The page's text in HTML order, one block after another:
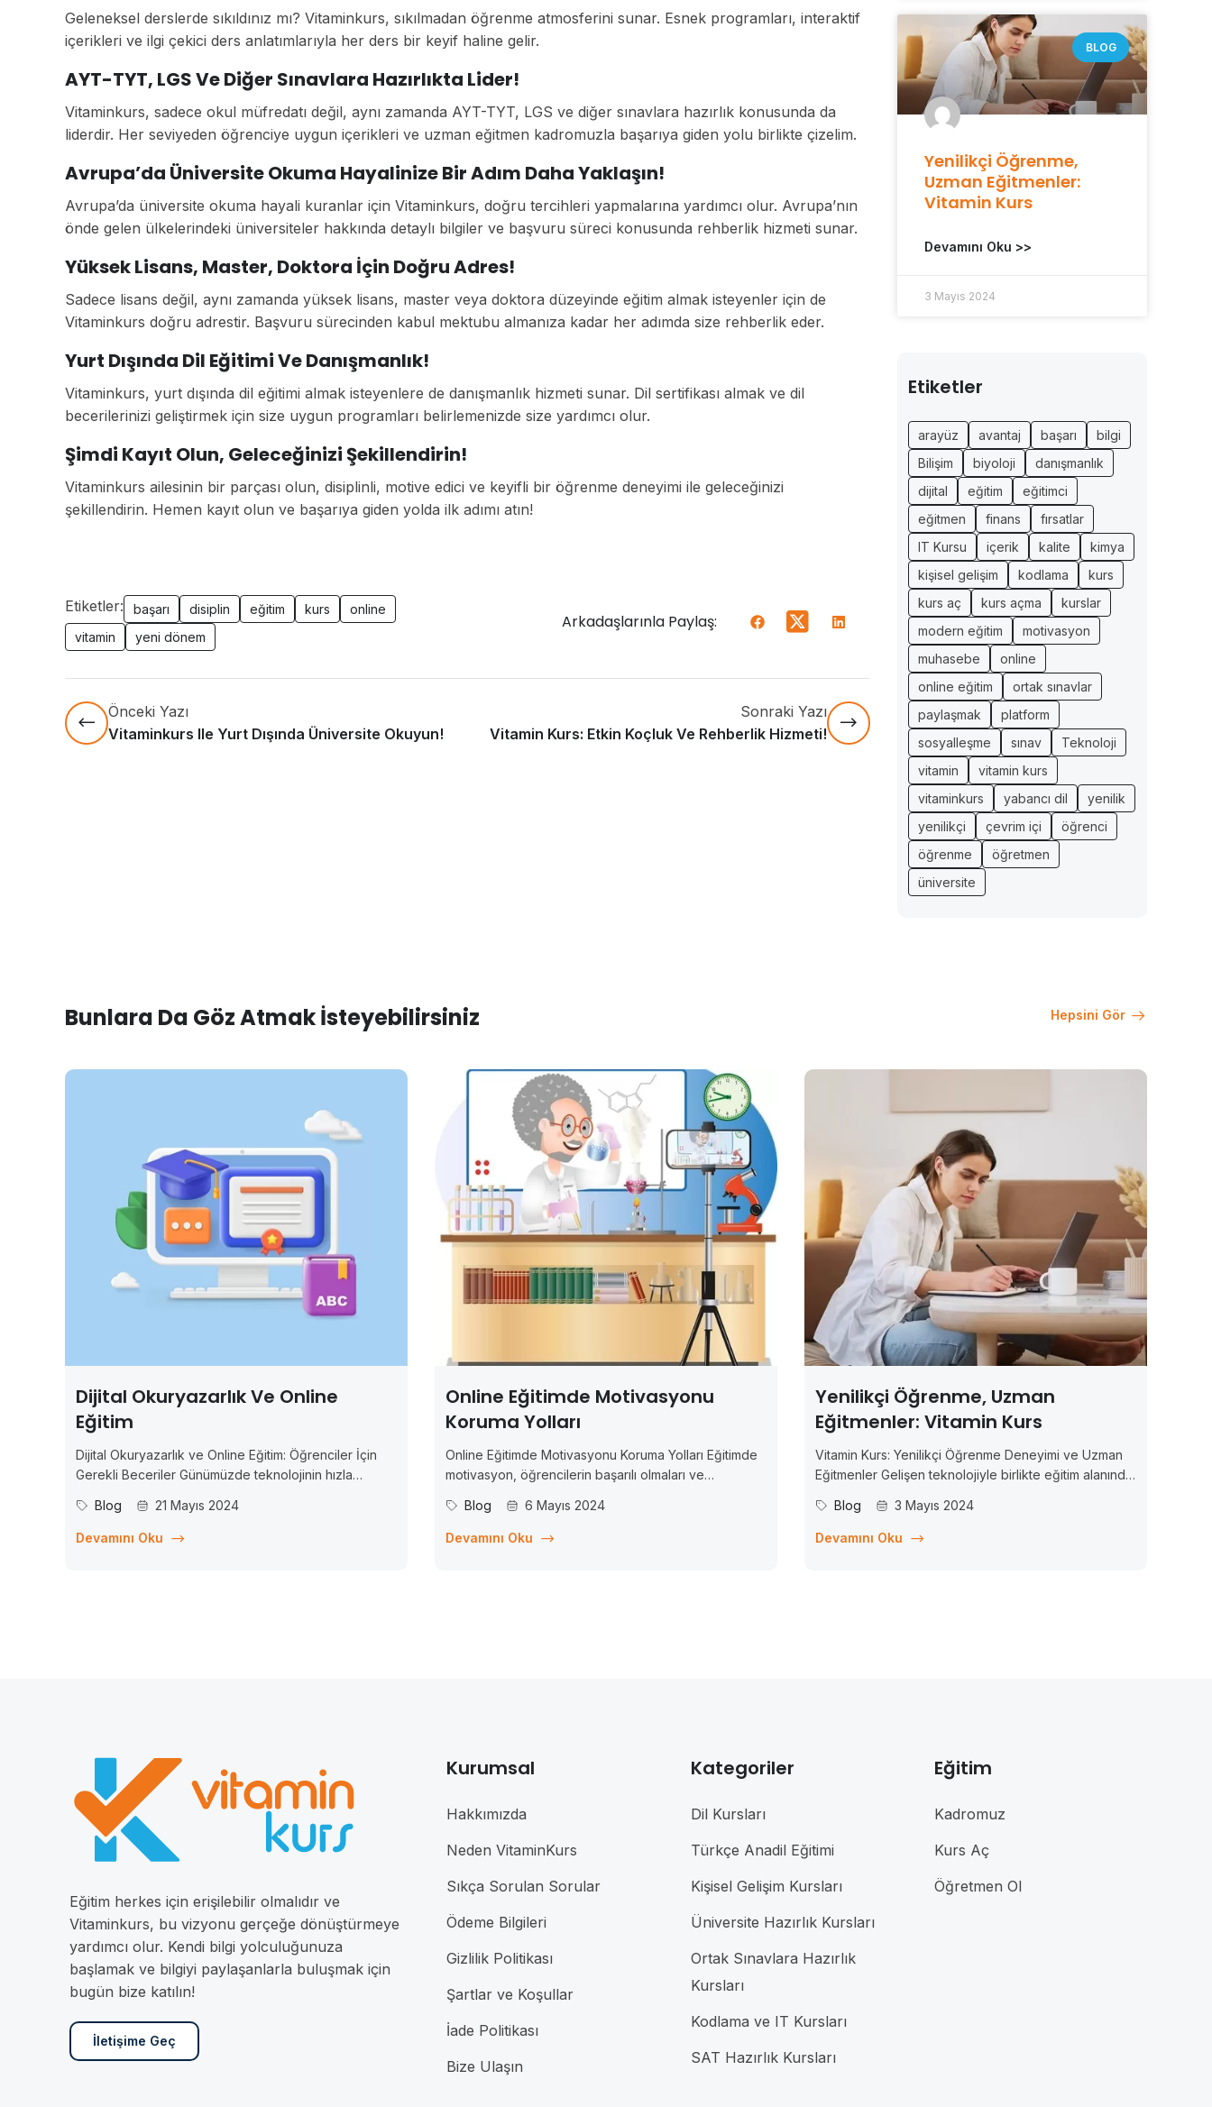
Geleneksel derslerde sıkıldınız mı? Vitaminkurs, sıkılmadan öğrenme atmosferini sunar. Esnek programları, interaktif
içerikleri ve ilgi çekici ders anlatımlarıyla her ders bir keyif haline gelir.
AYT-TYT, LGS Ve Diğer Sınavlara Hazırlıkta Lider!
Vitaminkurs, sadece okul müfredatı değil, aynı zamanda AYT-TYT, LGS ve diğer sınavlara hazırlık konusunda da
liderdir. Her seviyeden öğrenciye uygun içerikleri ve uzman eğitmen kadromuzla başarıya giden yolu birlikte çizelim.
Avrupa’da Üniversite Okuma Hayalinize Bir Adım Daha Yaklaşın!
Avrupa’da üniversite okuma hayali kuranlar için Vitaminkurs, doğru tercihleri yapmalarına yardımcı olur. Avrupa’nın
önde gelen ülkelerindeki üniversiteler hakkında detaylı bilgiler ve başvuru süreci konusunda rehberlik hizmeti sunar.
Yüksek Lisans, Master, Doktora İçin Doğru Adres!
Sadece lisans değil, aynı zamanda yüksek lisans, master veya doktora düzeyinde eğitim almak isteyenler için de
Vitaminkurs doğru adrestir. Başvuru sürecinden kabul mektubu almanıza kadar her adımda size rehberlik eder.
Yurt Dışında Dil Eğitimi Ve Danışmanlık!
Vitaminkurs, yurt dışında dil eğitimi almak isteyenlere de danışmanlık hizmeti sunar. Dil sertifikası almak ve dil
becerilerinizi geliştirmek için size uygun programları belirlemenizde size yardımcı olur.
Şimdi Kayıt Olun, Geleceğinizi Şekillendirin!
Vitaminkurs ailesinin bir parçası olun, disiplinli, motive edici ve keyifli bir öğrenme deneyimi ile geleceğinizi
şekillendirin. Hemen kayıt olun ve başarıya giden yolda ilk adımı atın!
Etiketler: başarı disiplin eğitim kurs
online
vitamin
yeni dönem
Arkadaşlarınla Paylaş:
Önceki Yazı
Vitaminkurs Ile Yurt Dışında Üniversite Okuyun!
Sonraki Yazı
Vitamin Kurs: Etkin Koçluk Ve Rehberlik Hizmeti!
BLOG
Yenilikçi Öğrenme,
Uzman Eğitmenler:
Vitamin Kurs
Devamını Oku >>
3 Mayıs 2024
Etiketler
arayüz avantaj başarı
bilgi
Bilişim
biyoloji
danışmanlık
dijital
eğitim
eğitimci
eğitmen
finans
fırsatlar
IT Kursu
içerik kalite
kimya
kişisel gelişim
kodlama
kurs
kurs aç
kurs açma
kurslar
modern eğitim
motivasyon
muhasebe
online
online eğitim
ortak sınavlar
paylaşmak
platform
sosyalleşme
sınav
Teknoloji
vitamin
vitamin kurs
vitaminkurs
yabancı dil
yenilik
yenilikçi
çevrim içi
öğrenci
öğrenme
öğretmen
üniversite
Bunlara Da Göz Atmak İsteyebilirsiniz Hepsini Gör
Dijital Okuryazarlık Ve Online
Eğitim
Dijital Okuryazarlık ve Online Eğitim: Öğrenciler İçin
Gerekli Beceriler Günümüzde teknolojinin hızla
online platformlar üzerinden gerçekleştirilmektedir. Bu
dijitalleşme sürecinde, öğrencilerin başarılı olmaları
Blog 21 Mayıs 2024
Devamını Oku
Online Eğitimde Motivasyonu
Koruma Yolları
Online Eğitimde Motivasyonu Koruma Yolları Eğitimde
motivasyon, öğrencilerin başarılı olmaları ve
kritik bir faktördür. Motive olmuş öğrenciler, daha iyi
öğrenir, daha yüksek başarılar elde eder ve daha
Blog 6 Mayıs 2024
Devamını Oku
Yenilikçi Öğrenme, Uzman
Eğitmenler: Vitamin Kurs
Vitamin Kurs: Yenilikçi Öğrenme Deneyimi ve Uzman
Eğitmenler Gelişen teknolojiyle birlikte eğitim alanında
daha kolay ve esnek hale geldi ve bu da öğrenme
deneyimini dönüştürdü. Bu bağlamda, Vitamin Kurs
Blog 3 Mayıs 2024
Devamını Oku
Eğitim herkes için erişilebilir olmalıdır ve
Vitaminkurs, bu vizyonu gerçeğe dönüştürmeye
yardımcı olur. Kendi bilgi yolculuğunuza
başlamak ve bilgiyi paylaşanlarla buluşmak için
bugün bize katılın!
İletişime Geç
Kurumsal
Hakkımızda
Neden VitaminKurs
Sıkça Sorulan Sorular
Ödeme Bilgileri
Gizlilik Politikası
Şartlar ve Koşullar
İade Politikası
Bize Ulaşın
Kategoriler
Dil Kursları
Türkçe Anadil Eğitimi
Kişisel Gelişim Kursları
Üniversite Hazırlık Kursları
Ortak Sınavlara Hazırlık
Kursları
Kodlama ve IT Kursları
SAT Hazırlık Kursları
Eğitim
Kadromuz
Kurs Aç
Öğretmen Ol